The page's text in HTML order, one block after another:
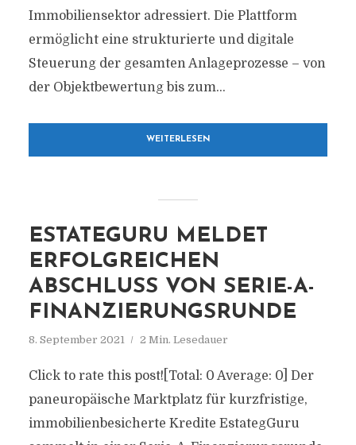
Immobiliensektor adressiert. Die Plattform
ermöglicht eine strukturierte und digitale
Steuerung der gesamten Anlageprozesse – von
der Objektbewertung bis zum...
WEITERLESEN
ESTATEGURU MELDET
ERFOLGREICHEN
ABSCHLUSS VON SERIE-A-
FINANZIERUNGSRUNDE
8. September 2021 2 Min. Lesedauer
Click to rate this post![Total: 0 Average: 0] Der
paneuropäische Marktplatz für kurzfristige,
immobilienbesicherte Kredite EstategGuru